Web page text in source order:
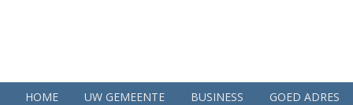
HOME UW GEMEENTE BUSINESS
GOED ADRES